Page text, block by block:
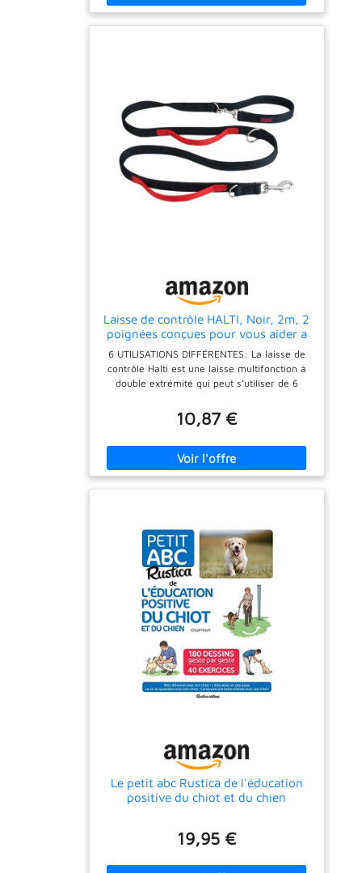
Laisse de contrôle HALTI, Noir, 2m, 2
poignées conçues pour vous aider a
éduquer et promener votre chien,
Rembourrée, Laisse de Dressage de
Chien à Double Extrémité pour chiens
et chiots
6 UTILISATIONS DIFFÉRENTES: La laisse de
contrôle Halti est une laisse multifonction à
double extrémité qui peut s’utiliser de 6
En toile légère de qualité supérieure, cette
laisse robuste assure un confort parfait au
MULTIPLES: La Laisse de contrôle Halti
comprend 2 mousquetons pour fournir 2
sécurité. HAUTEMENT RECOMMANDÉE: Le
gamme de la Laisse Halti a déjà conquis les
chiens et les maîtres du monde entier, et
c’est aujourd’hui l’un des accessoires
préférés des éducateurs canins et des
propriétaires de chiens. SOLUTION ANTI-
TRACTION: Votre chien tire sur la laisse ?
Pourquoi ne pas combiner votre Laisse de
contrôle Halti à un licol ou un harnais Halti
pour commencer le dressage sans attendre?
10,87 €
Le petit abc Rustica de l'éducation
positive du chiot et du chien
19,95 €